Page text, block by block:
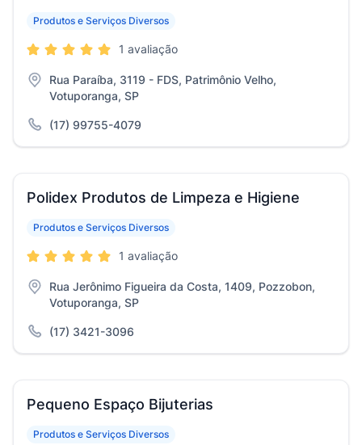
Produtos e Serviços Diversos
1 avaliação
Rua Paraíba, 3119 - FDS, Patrimônio Velho,
Votuporanga, SP
(17) 99755-4079
Polidex Produtos de Limpeza e Higiene
Produtos e Serviços Diversos
1 avaliação
Rua Jerônimo Figueira da Costa, 1409, Pozzobon,
Votuporanga, SP
(17) 3421-3096
Pequeno Espaço Bijuterias
Produtos e Serviços Diversos